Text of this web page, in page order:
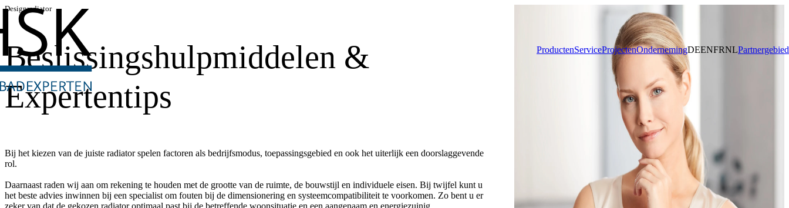
ProductenServiceProjectenOndernemingDEENFRNLPartnergebied
Designradiator
Beslissingshulpmiddelen &
Expertentips
Bij het kiezen van de juiste radiator spelen factoren als bedrijfsmodus, toepassingsgebied en ook het uiterlijk een doorslaggevende
rol.
Daarnaast raden wij aan om rekening te houden met de grootte van de ruimte, de bouwstijl en individuele eisen. Bij twijfel kunt u
het beste advies inwinnen bij een specialist om fouten bij de dimensionering en systeemcompatibiliteit te voorkomen. Zo bent u er
zeker van dat de gekozen radiator optimaal past bij de betreffende woonsituatie en een aangenaam en energiezuinig